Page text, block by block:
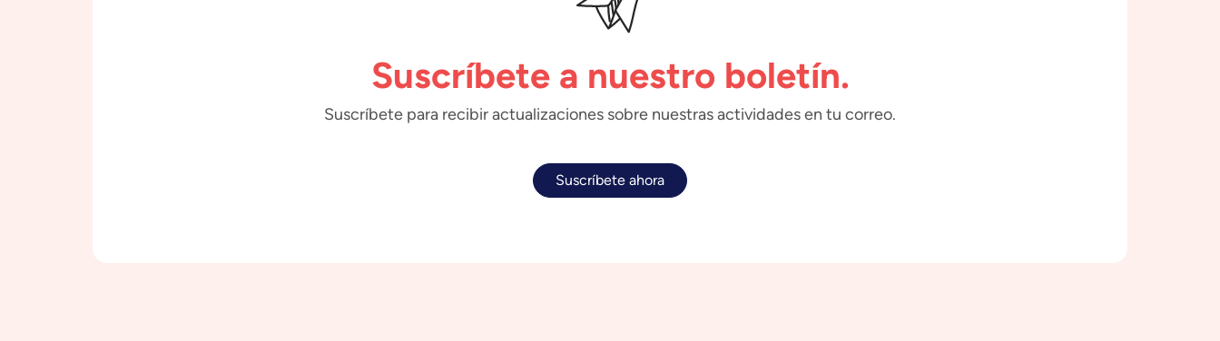
Suscríbete a nuestro boletín.
Suscríbete para recibir actualizaciones sobre nuestras actividades en tu correo.
Suscríbete ahora